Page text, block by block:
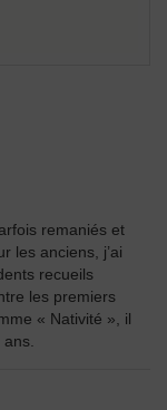
remaniés et
les anciens, j’ai
recueils
les premiers
« Nativité », il
ans.